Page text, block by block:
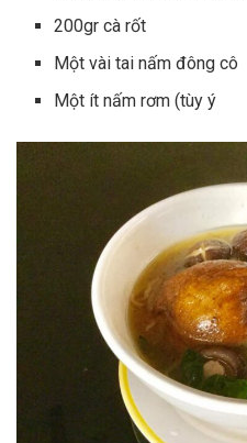
200gr cà rốt
Một vài tai nấm đông cô
Một ít nấm rơm (tùy ý